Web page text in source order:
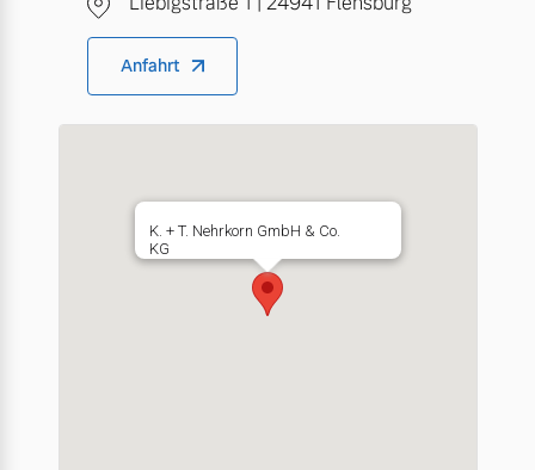
Anfahrt
K. + T. Nehrkorn GmbH & Co.
KG